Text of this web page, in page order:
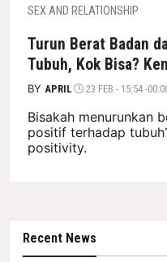
SEX AND RELATIONSHIP
Turun Berat Badan
Tubuh, Kok Bisa?
BYAPRIL 23 FEB - 15:54 -
Bisakah menurunkan
positif terhadap
positivity.
Recent News